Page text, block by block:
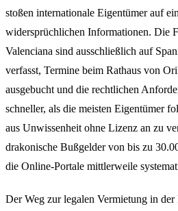
stoßen internationale Eigentümer auf
widersprüchlichen Informationen. Die
Valenciana sind ausschließlich auf
verfasst, Termine beim Rathaus von
ausgebucht und die rechtlichen
schneller, als die meisten Eigentümer
aus Unwissenheit ohne Lizenz an zu
drakonische Bußgelder von bis zu
die Online-Portale mittlerweile
Der Weg zur legalen Vermietung in